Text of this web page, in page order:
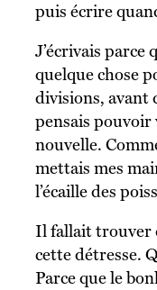
puis écrire
J’écrivais parce que je pensais à toi. J’écrivais
quelque chose
divisions, avant
pensais pouvoir
nouvelle.
mettais mes
l’écaille des
Il fallait trouver quelque chose, dans toute
cette détresse.
Parce que le